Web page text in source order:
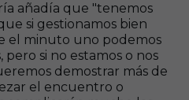
añadía que "tenemos
si gestionamos bien
el minuto uno podemos
si no estamos o nos
demostrar más de
el encuentro o